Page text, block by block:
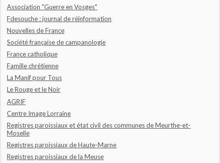
Association "Guerre en Vosges"
Fdesouche : journal de réinformation
Nouvelles de France
Société française de campanologie
France catholique
Famille chrétienne
La Manif pour Tous
Le Rouge et le Noir
AGRIF
Centre Image Lorraine
Registres paroissiaux et état civil des communes de Meurthe-et-
Moselle
Registres paroissiaux de Haute-Marne
Registres paroissiaux de la Meuse